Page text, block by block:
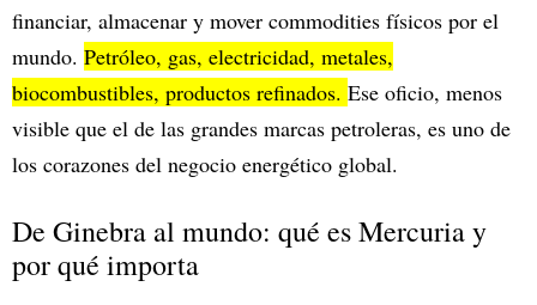
financiar, almacenar y mover commodities físicos por el
mundo. Petróleo, gas, electricidad, metales,
biocombustibles, productos refinados. Ese oficio, menos
visible que el de las grandes marcas petroleras, es uno de
los corazones del negocio energético global.
De Ginebra al mundo: qué es Mercuria y
por qué importa